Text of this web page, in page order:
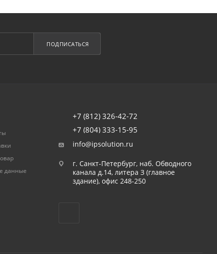
ПОДПИСАТЬСЯ
данные
+7 (812) 326-42-72
+7 (804) 333-15-95
info@ipsolution.ru
г. Санкт-Петербург, наб. Обводного
канала д.14, литера З (главное
здание), офис 248-250